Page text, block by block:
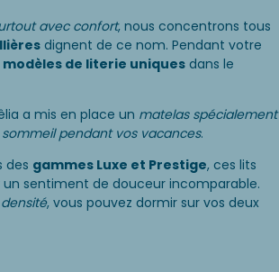
avec confort, nous concentrons tous
dignent de ce nom. Pendant votre
modèles de literie uniques dans le
a mis en place un matelas spécialement
pendant vos vacances.
des gammes Luxe et Prestige, ces lits
sentiment de douceur incomparable.
, vous pouvez dormir sur vos deux